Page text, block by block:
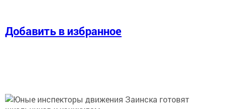
Добавить в избранное